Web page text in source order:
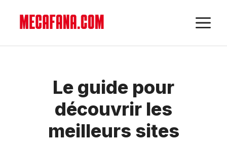
Le guide pour
découvrir les
meilleurs sites